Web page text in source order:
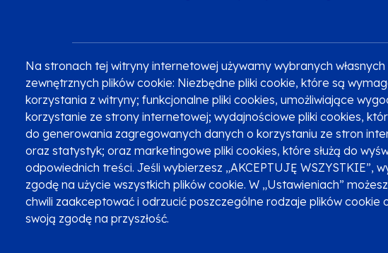
Na stronach tej witryny internetowej używamy wybranych własnych
zewnętrznych plików cookie: Niezbędne pliki cookie, które są
korzystania z witryny; funkcjonalne pliki cookies, umożliwiające
korzystanie ze strony internetowej; wydajnościowe pliki cookies,
do generowania zagregowanych danych o korzystaniu ze stron
oraz statystyk; oraz marketingowe pliki cookies, które służą do
odpowiednich treści. Jeśli wybierzesz „AKCEPTUJĘ WSZYSTKIE”,
zgodę na użycie wszystkich plików cookie. W „Ustawieniach”
chwili zaakceptować i odrzucić poszczególne rodzaje plików cookie
swoją zgodę na przyszłość.
Zobacz inne programy Poznaj Fundusze 2014-2020
Serwis dofinansowany przez Unię Europejską z programu Fundusze